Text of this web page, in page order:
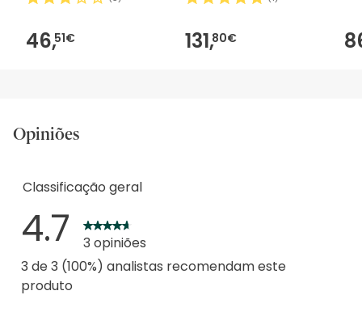
46,51€ 131,80€
Opiniões
Classificação geral
4.7
3 opiniões
3 de 3 (100%) analistas recomendam este
produto